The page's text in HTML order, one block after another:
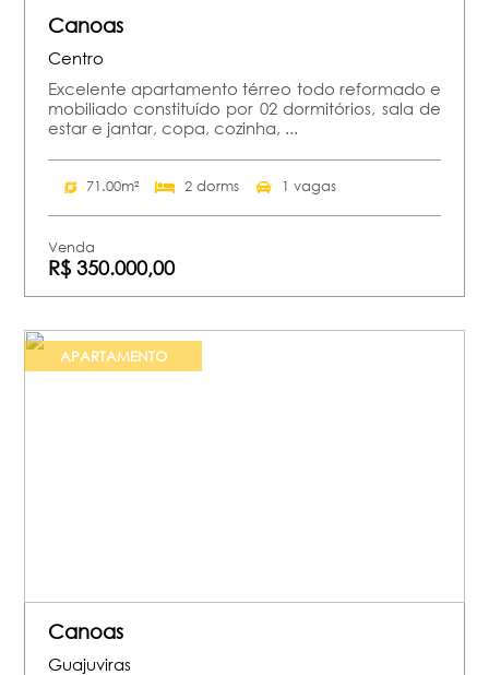
Canoas
Centro
Excelente apartamento térreo todo reformado e
mobiliado constituído por 02 dormitórios, sala de
estar e jantar, copa, cozinha, ...
71.00m² 2 dorms 1 vagas
Venda
R$ 350.000,00
APARTAMENTO
Canoas
Guajuviras